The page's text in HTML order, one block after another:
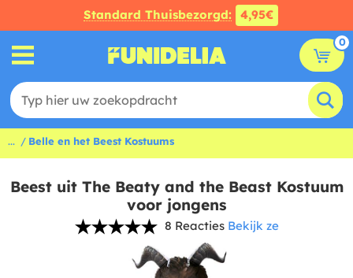
Standard Thuisbezorgd: 4,95€
0
... Belle en het Beest Kostuums
Beest uit The Beaty and the Beast Kostuum
voor jongens
8 Reacties Bekijk ze